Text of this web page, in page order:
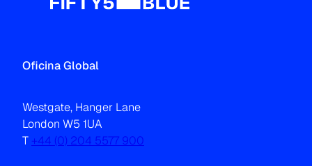
Oficina Global
Westgate, Hanger Lane
London W5 1UA
T +44 (0) 204 5577 900